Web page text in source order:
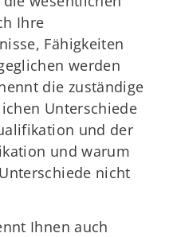
Ihre
Fähigkeiten
werden
die zuständige
Unterschiede
und der
und warum
nicht
Ihnen auch